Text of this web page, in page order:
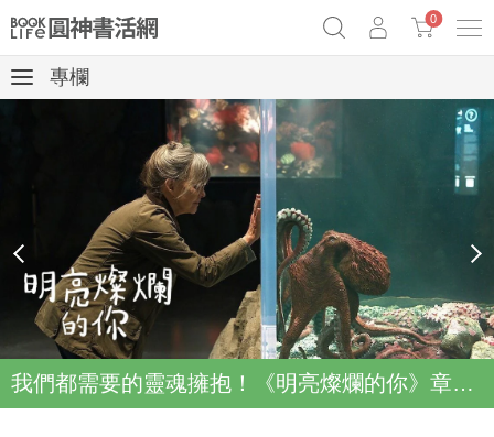
《祕密》作者最新《致富》公開 原子習慣實踐本
Netflix話題章魚小說！
0
專欄
我們都需要的靈魂擁抱！《明亮燦爛的你》章魚故事登上Netflix登上Top2
prev next